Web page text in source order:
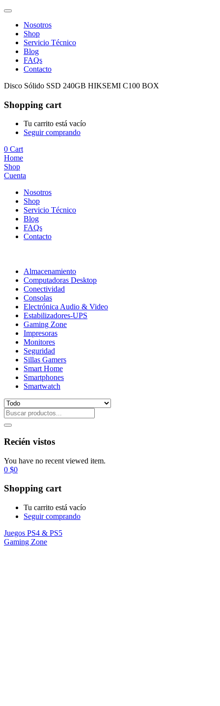
Nosotros
Shop
Servicio Técnico
Blog
FAQs
Contacto
Disco Sólido SSD 240GB HIKSEMI C100 BOX
Shopping cart
Tu carrito está vacío
Seguir comprando
0 Cart
Home
Shop
Cuenta
Nosotros
Shop
Servicio Técnico
Blog
FAQs
Contacto
Almacenamiento
Computadoras Desktop
Conectividad
Consolas
Electrónica Audio & Video
Estabilizadores-UPS
Gaming Zone
Impresoras
Monitores
Seguridad
Sillas Gamers
Smart Home
Smartphones
Smartwatch
Recién vistos
You have no recent viewed item.
0 $0
Shopping cart
Tu carrito está vacío
Seguir comprando
Juegos PS4 & PS5
Gaming Zone